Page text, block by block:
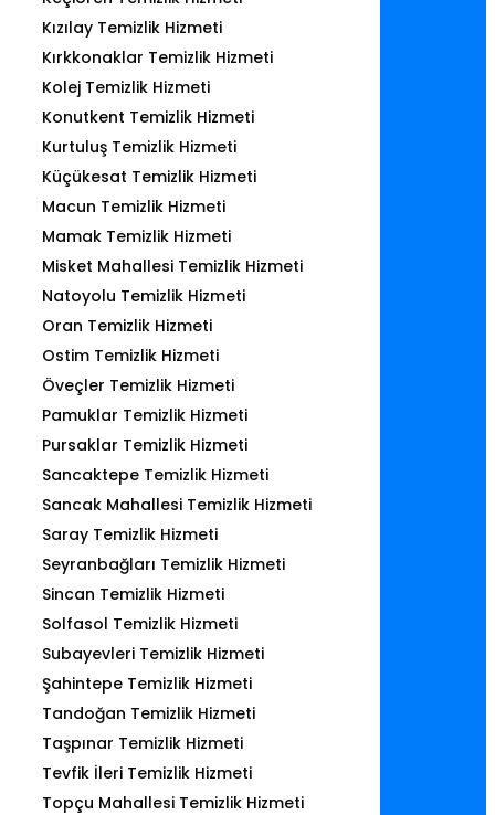
Kızılay Temizlik Hizmeti
Kırkkonaklar Temizlik Hizmeti
Kolej Temizlik Hizmeti
Konutkent Temizlik Hizmeti
Kurtuluş Temizlik Hizmeti
Küçükesat Temizlik Hizmeti
Macun Temizlik Hizmeti
Mamak Temizlik Hizmeti
Misket Mahallesi Temizlik Hizmeti
Natoyolu Temizlik Hizmeti
Oran Temizlik Hizmeti
Ostim Temizlik Hizmeti
Öveçler Temizlik Hizmeti
Pamuklar Temizlik Hizmeti
Pursaklar Temizlik Hizmeti
Sancaktepe Temizlik Hizmeti
Sancak Mahallesi Temizlik Hizmeti
Saray Temizlik Hizmeti
Seyranbağları Temizlik Hizmeti
Sincan Temizlik Hizmeti
Solfasol Temizlik Hizmeti
Subayevleri Temizlik Hizmeti
Şahintepe Temizlik Hizmeti
Tandoğan Temizlik Hizmeti
Taşpınar Temizlik Hizmeti
Tevfik İleri Temizlik Hizmeti
Topçu Mahallesi Temizlik Hizmeti